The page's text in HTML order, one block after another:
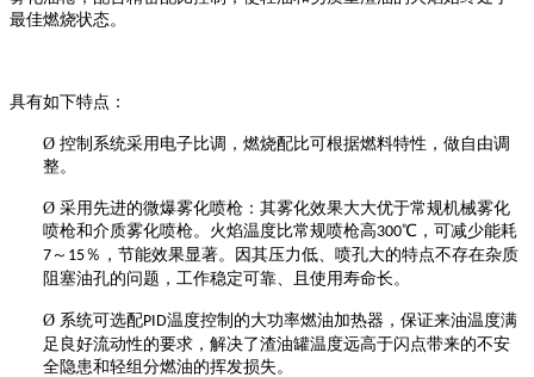
最佳燃烧状态。
具有如下特点：
Ø 控制系统采用电子比调，燃烧配比可根据燃料特性，做自由调
整。
Ø 采用先进的微爆雾化喷枪：其雾化效果大大优于常规机械雾化
喷枪和介质雾化喷枪。火焰温度比常规喷枪高300℃，可减少能耗
7 ～ 15％，节能效果显著。因其压力低、喷孔大的特点不存在杂质
阻塞油孔的问题，工作稳定可靠、且使用寿命长。
Ø 系统可选配PID温度控制的大功率燃油加热器，保证来油温度满
足良好流动性的要求，解决了渣油罐温度远高于闪点带来的不安
全隐患和轻组分燃油的挥发损失。